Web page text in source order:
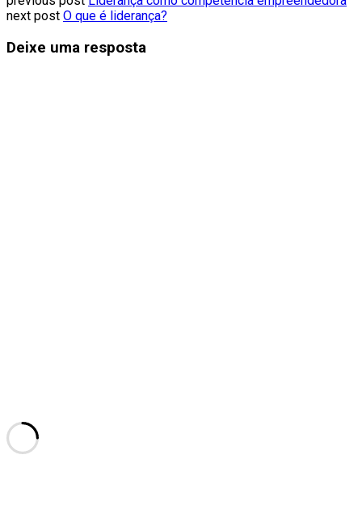
next post O que é liderança?
Deixe uma resposta